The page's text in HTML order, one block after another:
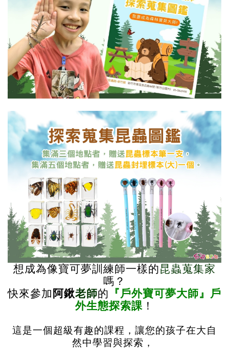
想成為像寶可夢訓練師一樣的昆蟲蒐集家
嗎？
快來參加 阿鍬老師的 『戶外寶可夢大師』戶
外生態探索課 ！
這是一個超級有趣的課程，讓您的孩子在大自
然中學習與探索，